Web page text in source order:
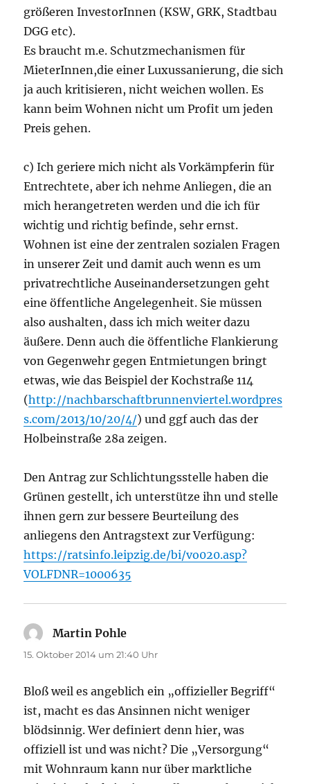
größeren InvestorInnen (KSW, GRK, Stadtbau
DGG etc).
Es braucht m.e. Schutzmechanismen für
MieterInnen,die einer Luxussanierung, die sich
ja auch kritisieren, nicht weichen wollen. Es
kann beim Wohnen nicht um Profit um jeden
Preis gehen.
c) Ich geriere mich nicht als Vorkämpferin für
Entrechtete, aber ich nehme Anliegen, die an
mich herangetreten werden und die ich für
wichtig und richtig befinde, sehr ernst.
Wohnen ist eine der zentralen sozialen Fragen
in unserer Zeit und damit auch wenn es um
privatrechtliche Auseinandersetzungen geht
eine öffentliche Angelegenheit. Sie müssen
also aushalten, dass ich mich weiter dazu
äußere. Denn auch die öffentliche Flankierung
von Gegenwehr gegen Entmietungen bringt
etwas, wie das Beispiel der Kochstraße 114
(http://nachbarschaftbrunnenviertel.wordpres
s.com/2013/10/20/4/) und ggf auch das der
Holbeinstraße 28a zeigen.
Den Antrag zur Schlichtungsstelle haben die
Grünen gestellt, ich unterstütze ihn und stelle
ihnen gern zur bessere Beurteilung des
anliegens den Antragstext zur Verfügung:
https://ratsinfo.leipzig.de/bi/vo020.asp?
VOLFDNR=1000635
Martin Pohle
15. Oktober 2014 um 21:40 Uhr
Bloß weil es angeblich ein „offizieller Begriff“
ist, macht es das Ansinnen nicht weniger
blödsinnig. Wer definiert denn hier, was
offiziell ist und was nicht? Die „Versorgung“
mit Wohnraum kann nur über marktliche